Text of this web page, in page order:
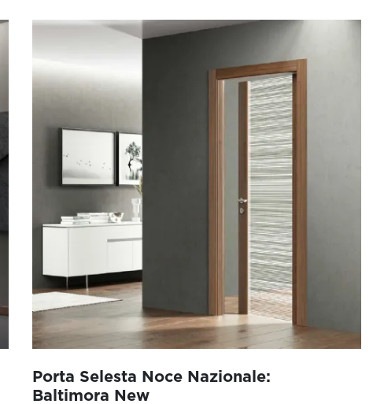
Porta Selesta Noce Nazionale:
Baltimora New